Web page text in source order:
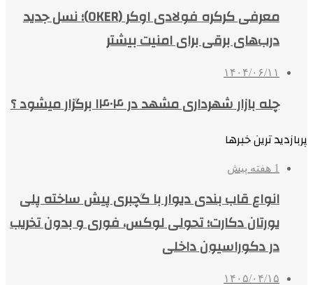
معرفی کرکره فولادی اوکر (OKER)؛ نسل جدید
درب‌های برقی برای امنیت بیشتر
۱۴۰۴/۰۶/۱۱
چله بازار شهرداری مشهد در ۱۴۰۴ برگزار میشود ؟
پربازدید ترین خبرها
1 هفته پیش
انواع قاب بندی دیوار با گچبری پیش ساخته پلی
یورتان دکارت؛ تحولی لوکس، فوری و بدون تخریب
در دکوراسیون داخلی
۱۴۰۵/۰۴/۱۵